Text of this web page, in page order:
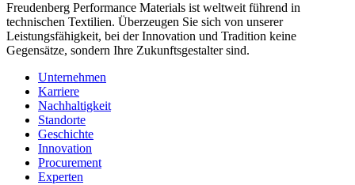
Freudenberg Performance Materials ist weltweit führend in
technischen Textilien. Überzeugen Sie sich von unserer
Leistungsfähigkeit, bei der Innovation und Tradition keine
Gegensätze, sondern Ihre Zukunftsgestalter sind.
Unternehmen
Karriere
Nachhaltigkeit
Standorte
Geschichte
Innovation
Procurement
Experten